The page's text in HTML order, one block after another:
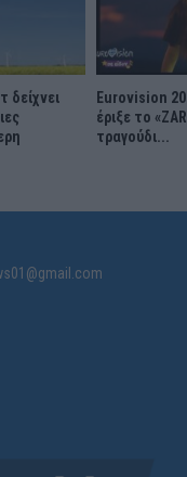
δείχνει
Eurovision
έριξε το
τραγούδι...